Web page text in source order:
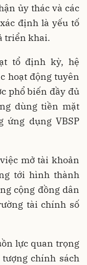
ủy thác và các
định là yếu tố
triển khai.
tổ định kỳ, hệ
hoạt động tuyên
phổ biến đầy đủ
dùng tiền mặt
ứng dụng VBSP
mở tài khoản
tới hình thành
cộng đồng dân
tài chính số
lực quan trọng
chính sách